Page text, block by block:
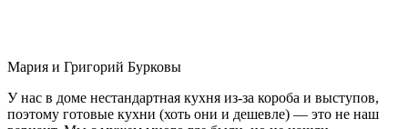
Мария и Григорий Бурковы
У нас в доме нестандартная кухня из-за короба и выступов,
поэтому готовые кухни (хоть они и дешевле) — это не наш